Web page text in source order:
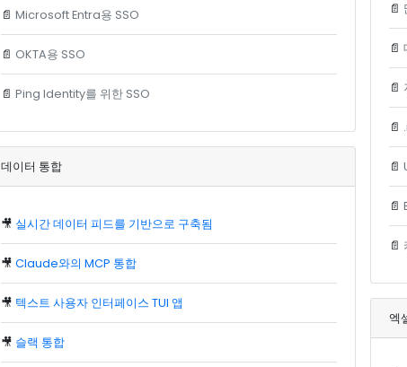
📄Microsoft Entra용 SSO
📄 OKTA용 SSO
📄Ping Identity를 위한 SSO
데이터 통합
🎥 실시간 데이터 피드를 기반으로 구축됨
🎥Claude와의 MCP 통합
🎥 텍스트 사용자 인터페이스 TUI 앱
🎥 슬랙 통합
📄
📄
📄
📄
📄
📄
📄
엑